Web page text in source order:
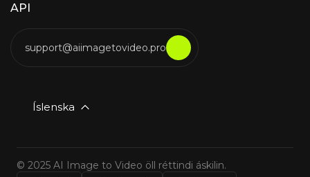
API
support@aiimagetovideo.pro
Íslenska
© 2025 AI Image to Video öll réttindi áskilin.